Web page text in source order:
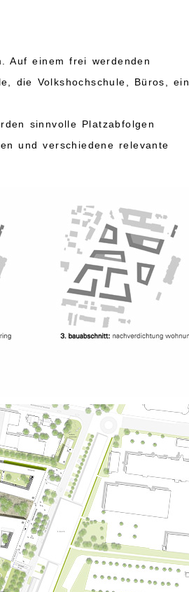
Auf einem frei werdenden
die Volkshochschule, Büros, ein
sinnvolle Platzabfolgen
und verschiedene relevante